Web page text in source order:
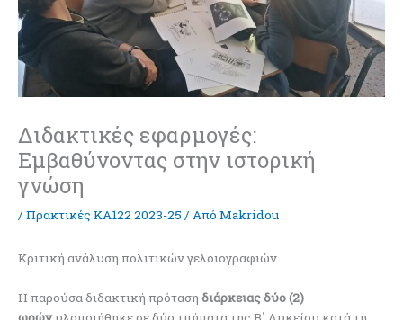
Διδακτικές εφαρμογές:
Εμβαθύνοντας στην ιστορική
γνώση
/ Πρακτικές ΚΑ122 2023-25 / Από Makridou
Κριτική ανάλυση πολιτικών γελοιογραφιών
Η παρούσα διδακτική πρόταση διάρκειας δύο (2)